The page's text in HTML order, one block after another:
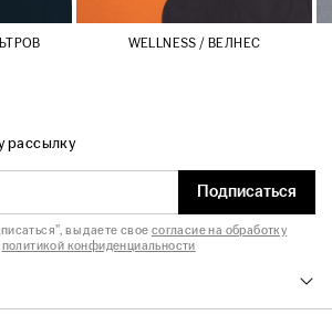
WELLNESS / ВЕЛНЕС
рассылку
Подписаться
вы даете свое согласие на обработку
политикой конфиденциальности